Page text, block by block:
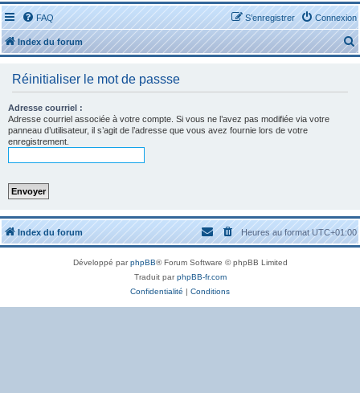
FAQ Connexion
S’enregistrer
Index du forum
e
r
Réinitialiser le mot de passse
Adresse courriel :
Adresse courriel associée à votre compte. Si vous ne l’avez pas modifiée via votre
panneau d’utilisateur, il s’agit de l’adresse que vous avez fournie lors de votre
enregistrement.
Index du forum Heures au formatUTC+01:00
Développé parphpBB® Forum Software © phpBB Limited
Traduit parphpBB-fr.com
Confidentialité | Conditions